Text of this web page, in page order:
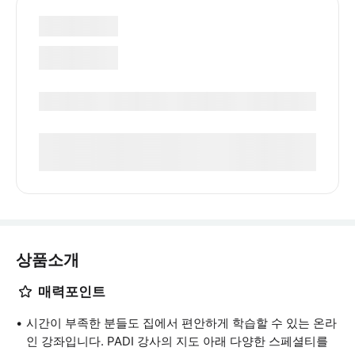
상품소개
매력포인트
시간이 부족한 분들도 집에서 편안하게 학습할 수 있는 온라
인 강좌입니다. PADI 강사의 지도 아래 다양한 스페셜티를